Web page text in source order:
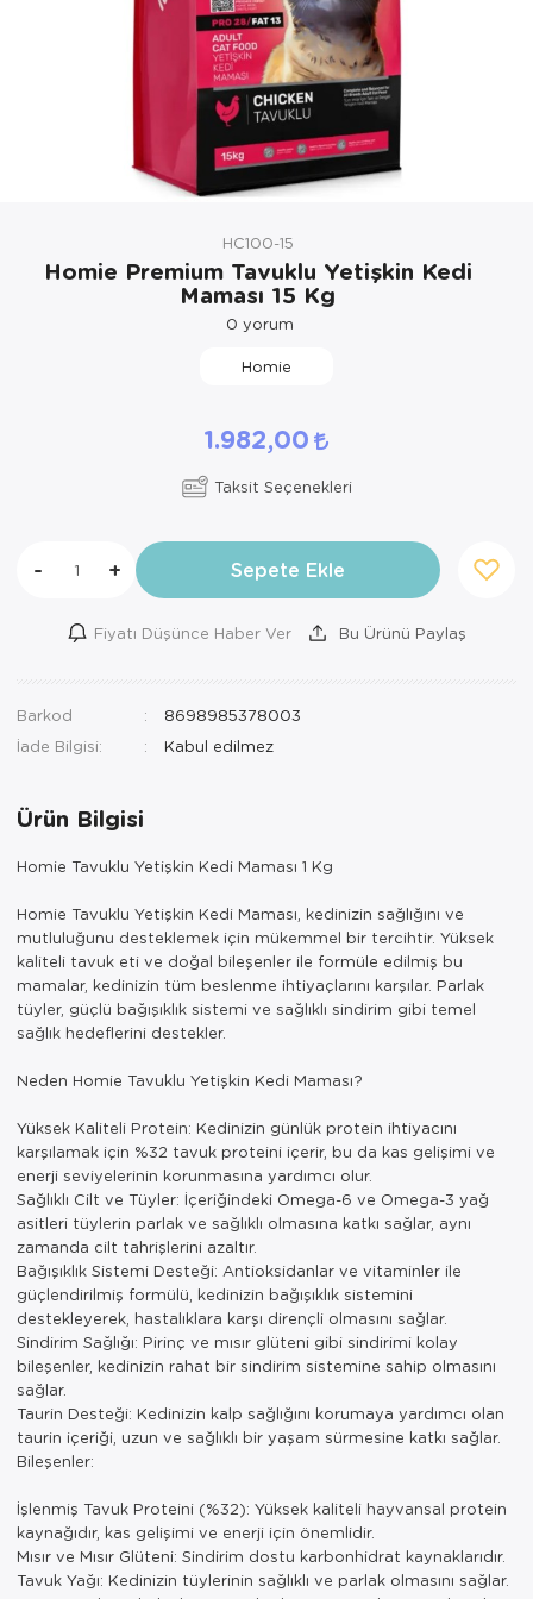
HC100-15
Homie Premium Tavuklu Yetişkin Kedi
Maması 15 Kg
0 yorum
Homie
1.982,00
Taksit Seçenekleri
- + Sepete Ekle
Fiyatı Düşünce Haber Ver Bu Ürünü Paylaş
Barkod
8698985378003
İade Bilgisi:
Ürün Bilgisi
Homie Tavuklu Yetişkin Kedi Maması 1 Kg
Homie Tavuklu Yetişkin Kedi Maması, kedinizin sağlığını ve
mutluluğunu desteklemek için mükemmel bir tercihtir. Yüksek
kaliteli tavuk eti ve doğal bileşenler ile formüle edilmiş bu
mamalar, kedinizin tüm beslenme ihtiyaçlarını karşılar. Parlak
tüyler, güçlü bağışıklık sistemi ve sağlıklı sindirim gibi temel
sağlık hedeflerini destekler.
Neden Homie Tavuklu Yetişkin Kedi Maması?
Yüksek Kaliteli Protein: Kedinizin günlük protein ihtiyacını
karşılamak için %32 tavuk proteini içerir, bu da kas gelişimi ve
enerji seviyelerinin korunmasına yardımcı olur.
Sağlıklı Cilt ve Tüyler: İçeriğindeki Omega-6 ve Omega-3 yağ
asitleri tüylerin parlak ve sağlıklı olmasına katkı sağlar, aynı
zamanda cilt tahrişlerini azaltır.
Bağışıklık Sistemi Desteği: Antioksidanlar ve vitaminler ile
güçlendirilmiş formülü, kedinizin bağışıklık sistemini
destekleyerek, hastalıklara karşı dirençli olmasını sağlar.
Sindirim Sağlığı: Pirinç ve mısır glüteni gibi sindirimi kolay
bileşenler, kedinizin rahat bir sindirim sistemine sahip olmasını
sağlar.
Taurin Desteği: Kedinizin kalp sağlığını korumaya yardımcı olan
taurin içeriği, uzun ve sağlıklı bir yaşam sürmesine katkı sağlar.
Bileşenler:
İşlenmiş Tavuk Proteini (%32): Yüksek kaliteli hayvansal protein
kaynağıdır, kas gelişimi ve enerji için önemlidir.
Mısır ve Mısır Glüteni: Sindirim dostu karbonhidrat kaynaklarıdır.
Tavuk Yağı: Kedinizin tüylerinin sağlıklı ve parlak olmasını sağlar.